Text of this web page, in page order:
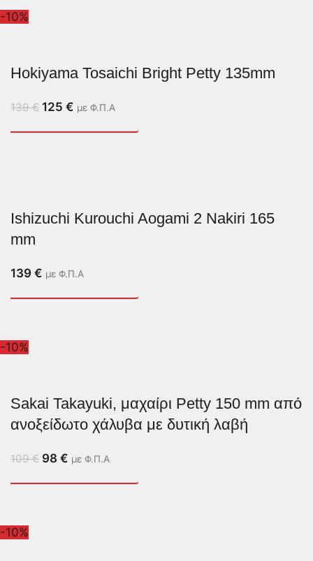
-10%
Hokiyama Tosaichi Bright Petty 135mm
139€ 125 € με Φ.Π.Α
Ishizuchi Kurouchi Aogami 2 Nakiri 165
mm
139 € με Φ.Π.Α
-10%
Sakai Takayuki, μαχαίρι Petty 150 mm από
ανοξείδωτο χάλυβα με δυτική λαβή
109€ 98 € με Φ.Π.Α
-10%